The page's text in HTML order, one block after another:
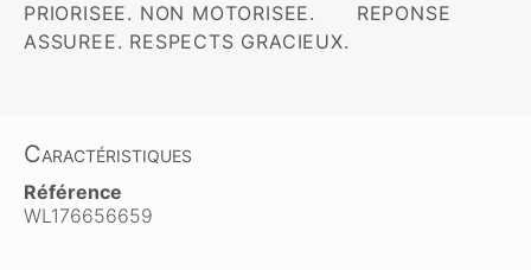
PRIORISEE. NON MOTORISEE.      REPONSE
ASSUREE. RESPECTS GRACIEUX.
Caractéristiques
Référence
WL176656659